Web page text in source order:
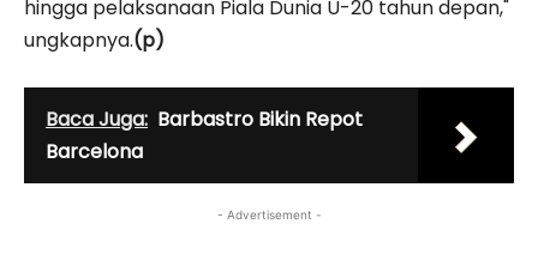
hingga pelaksanaan Piala Dunia U-20 tahun depan,"
ungkapnya.(p)
Baca Juga: Barbastro Bikin Repot
Barcelona
- Advertisement -